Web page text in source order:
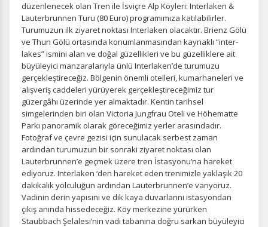
düzenlenecek olan Tren ile İsviçre Alp Köyleri: Interlaken &
Lauterbrunnen Turu (80 Euro) programımıza katılabilirler.
Turumuzun ilk ziyaret noktası Interlaken olacaktır. Brienz Gölü
ve Thun Gölü ortasında konumlanmasından kaynaklı “inter-
lakes” ismini alan ve doğal güzellikleri ve bu güzelliklere ait
büyüleyici manzaralarıyla ünlü Interlaken’de turumuzu
gerçekleştireceğiz. Bölgenin önemli otelleri, kumarhaneleri ve
alışveriş caddeleri yürüyerek gerçekleştireceğimiz tur
güzergâhı üzerinde yer almaktadır. Kentin tarihsel
simgelerinden biri olan Victoria Jungfrau Oteli ve Höhematte
Parkı panoramik olarak göreceğimiz yerler arasındadır.
Fotoğraf ve çevre gezisi için sunulacak serbest zaman
ardından turumuzun bir sonraki ziyaret noktası olan
Lauterbrunnen’e geçmek üzere tren İstasyonu’na hareket
ediyoruz. Interlaken ‘den hareket eden trenimizle yaklaşık 20
dakikalık yolculuğun ardından Lauterbrunnen’e varıyoruz.
Vadinin derin yapısını ve dik kaya duvarlarını istasyondan
çıkış anında hissedeceğiz. Köy merkezine yürürken
Staubbach Şelalesi’nin vadi tabanına doğru sarkan büyüleyici